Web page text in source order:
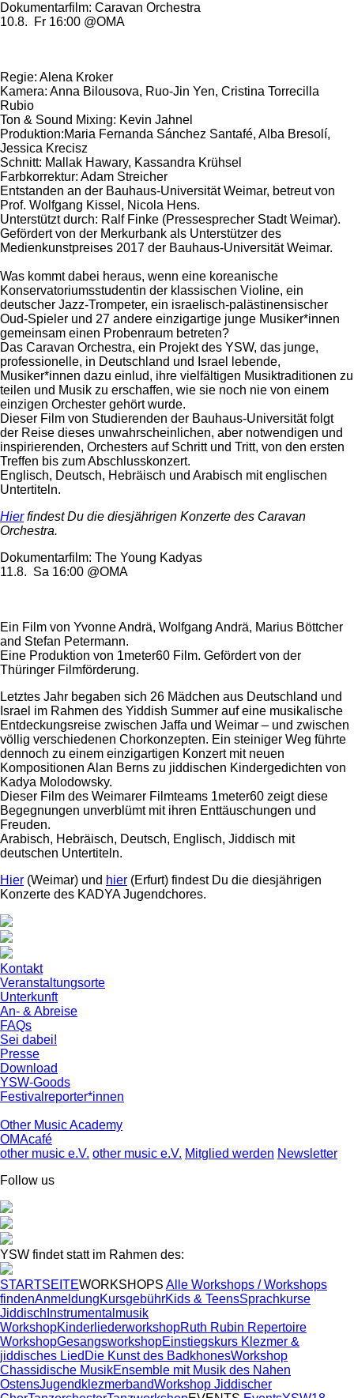
Dokumentarfilm: Caravan Orchestra
10.8. Fr 16:00 @OMA
Regie: Alena Kroker
Kamera: Anna Bilousova, Ruo-Jin Yen, Cristina Torrecilla
Rubio
Ton & Sound Mixing: Kevin Jahnel
Produktion:Maria Fernanda Sánchez Santafé, Alba Bresolí,
Jessica Krecisz
Schnitt: Mallak Hawary, Kassandra Krühsel
Farbkorrektur: Adam Streicher
Entstanden an der Bauhaus-Universität Weimar, betreut von
Prof. Wolfgang Kissel, Nicola Hens.
Unterstützt durch: Ralf Finke (Pressesprecher Stadt Weimar).
Gefördert von der Merkurbank als Unterstützer des
Medienkunstpreises 2017 der Bauhaus-Universität Weimar.
Was kommt dabei heraus, wenn eine koreanische
Konservatoriumsstudentin der klassischen Violine, ein
deutscher Jazz-Trompeter, ein israelisch-palästinensischer
Oud-Spieler und 27 andere einzigartige junge Musiker*innen
gemeinsam einen Probenraum betreten?
Das Caravan Orchestra, ein Projekt des YSW, das junge,
professionelle, in Deutschland und Israel lebende,
Musiker*innen dazu einlud, ihre vielfältigen Musiktraditionen zu
teilen und Musik zu erschaffen, wie sie noch nie von einem
einzigen Orchester gehört wurde.
Dieser Film von Studierenden der Bauhaus-Universität folgt
der Reise dieses unwahrscheinlichen, aber notwendigen und
inspirierenden, Orchesters auf Schritt und Tritt, von den ersten
Treffen bis zum Abschlusskonzert.
Englisch, Deutsch, Hebräisch und Arabisch mit englischen
Untertiteln.
Hierfindest Du die diesjährigen Konzerte des Caravan
Orchestra.
Dokumentarfilm: The Young Kadyas
11.8. Sa 16:00 @OMA
Ein Film von Yvonne Andrä, Wolfgang Andrä, Marius Böttcher
and Stefan Petermann.
Eine Produktion von 1meter60 Film. Gefördert von der
Thüringer Filmförderung.
Letztes Jahr begaben sich 26 Mädchen aus Deutschland und
Israel im Rahmen des Yiddish Summer auf eine musikalische
Entdeckungsreise zwischen Jaffa und Weimar – und zwischen
völlig verschiedenen Chorkonzepten. Ein steiniger Weg führte
dennoch zu einem einzigartigen Konzert mit neuen
Kompositionen Alan Berns zu jiddischen Kindergedichten von
Kadya Molodowsky.
Dieser Film des Weimarer Filmteams 1meter60 zeigt diese
Begegnungen unverblümt mit ihren Enttäuschungen und
Freuden.
Arabisch, Hebräisch, Deutsch, Englisch, Jiddisch mit
deutschen Untertiteln.
Hier (Weimar) und hier (Erfurt) findest Du die diesjährigen
Konzerte des KADYA Jugendchores.
Kontakt
Veranstaltungsorte
Unterkunft
An- & Abreise
FAQs
Sei dabei!
Presse
Download
YSW-Goods
Festivalreporter*innen
Other Music Academy
OMAcafé
other music e.V. other music e.V. Mitglied werden Newsletter
Follow us
YSW findet statt im Rahmen des:
STARTSEITEWORKSHOPS Alle Workshops / Workshops
findenAnmeldungKursgebührKids & TeensSprachkurse
Jiddisch Instrumentalmusik
WorkshopKinderliederworkshopRuth Rubin Repertoire
WorkshopGesangsworkshopEinstiegskurs Klezmer &
jiddisches Lied Die Kunst des BadkhonesWorkshop
Chassidische MusikEnsemble mit Musik des Nahen
OstensJugendklezmerbandWorkshop Jiddischer